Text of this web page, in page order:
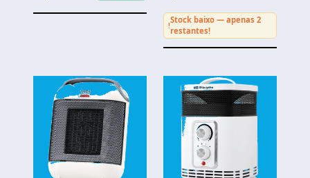
!
Stock baixo — apenas 2
restantes!